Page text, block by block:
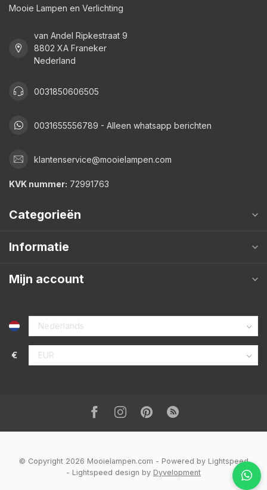
Mooie Lampen en Verlichting
van Andel Ripkestraat 9
8802 XA Franeker
Nederland
0031850606505
0031655556789 - Alleen whatsapp berichten
klantenservice@mooielampen.com
KVK nummer: 72991763
Categorieën
Informatie
Mijn account
€
© Copyright 2026 Mooielampen.com - Powered by Lightspeed
- Lightspeed design by Dyvelopment